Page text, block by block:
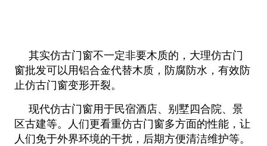
其实仿古门窗不一定非要木质的，大理仿古门
窗批发可以用铝合金代替木质，防腐防水，有效防
止仿古门窗变形开裂。
现代仿古门窗用于民宿酒店、别墅四合院、景
区古建等。人们更看重仿古门窗多方面的性能，让
人们免于外界环境的干扰，后期方便清洁维护等。